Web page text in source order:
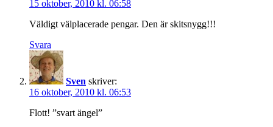
15 oktober, 2010 kl. 06:58
Väldigt välplacerade pengar. Den är skitsnygg!!!
Svara
Sven skriver:
16 oktober, 2010 kl. 06:53
Flott! ”svart ängel”